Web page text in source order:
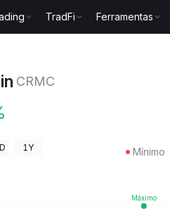
TradFi Ferramentas
CRMC
1Y Mínimo